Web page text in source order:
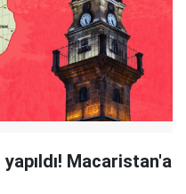
Macaristan'a